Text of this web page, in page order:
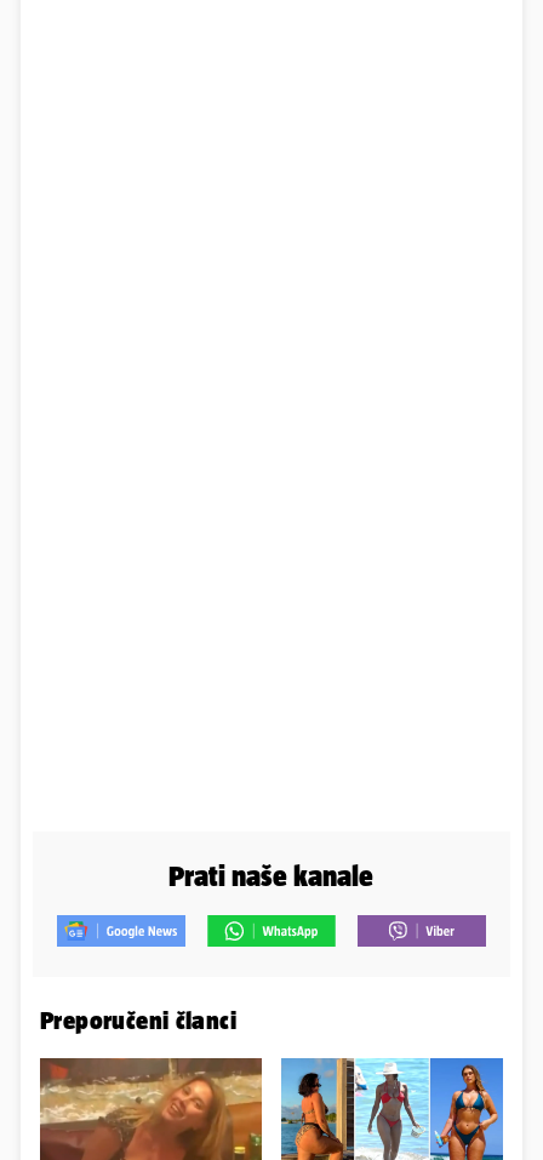
Prati naše kanale
Preporučeni članci